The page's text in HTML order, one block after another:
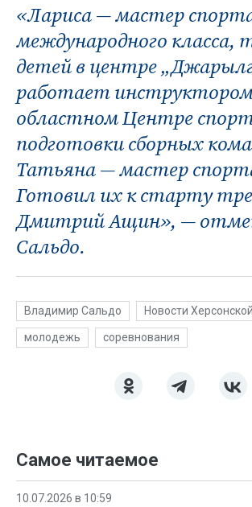
«Лариса — мастер
международного класса,
детей в центре
работает
областном Центре
подготовки сборных
Татьяна — мастер
Готовил их к старту
Дмитрий Ащин», —
Сальдо.
Владимир Сальдо Новости
молодежь соревнования
Самое читаемое
10.07.2026 в 10:59